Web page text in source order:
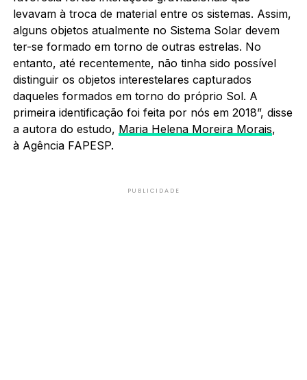
levavam à troca de material entre os sistemas. Assim,
alguns objetos atualmente no Sistema Solar devem
ter-se formado em torno de outras estrelas. No
entanto, até recentemente, não tinha sido possível
distinguir os objetos interestelares capturados
daqueles formados em torno do próprio Sol. A
primeira identificação foi feita por nós em 2018”, disse
a autora do estudo, Maria Helena Moreira Morais,
à Agência FAPESP.
PUBLICIDADE